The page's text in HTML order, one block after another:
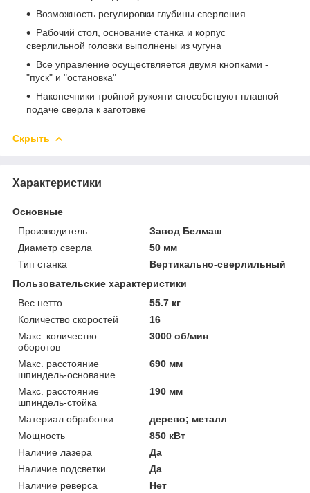
Возможность регулировки глубины сверления
Рабочий стол, основание станка и корпус
сверлильной головки выполнены из чугуна
Все управление осуществляется двумя кнопками -
"пуск" и "остановка"
Наконечники тройной рукояти способствуют плавной
подаче сверла к заготовке
Скрыть
Характеристики
Основные
Производитель
Завод Белмаш
Диаметр сверла
50 мм
Тип станка
Вертикально-сверлильный
Пользовательские характеристики
Вес нетто
55.7 кг
Количество скоростей
16
Макс. количество
оборотов
3000 об/мин
Макс. расстояние
шпиндель-основание
690 мм
Макс. расстояние
шпиндель-стойка
190 мм
Материал обработки
дерево; металл
Мощность
850 кВт
Наличие лазера
Да
Наличие подсветки
Да
Наличие реверса
Нет